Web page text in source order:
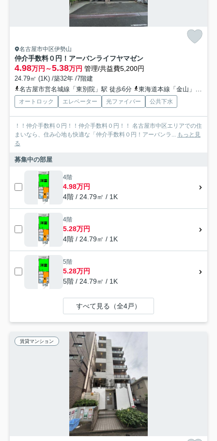
名古屋市中区伊勢山
仲介手数料０円！アーバンライフヤマゼン
4.98万円～5.38万円 管理/共益費5,200円
24.79㎡ (1K) /築32年 /7階建
名古屋市営名城線「東別院」駅 徒歩6分
東海道本線「金山」駅 徒歩10分
オートロック エレベーター 光ファイバー 公共下水
！！仲介手数料０円！！仲介手数料０円！！ 名古屋市中区エリアでの住
まいなら、住み心地も快適な「仲介手数料０円！アーバンラ...
もっと見
る
募集中の部屋
4階
4.98万円
4階 / 24.79㎡ / 1K
4階
5.28万円
4階 / 24.79㎡ / 1K
5階
5.28万円
5階 / 24.79㎡ / 1K
すべて見る（全4戸）
賃貸マンション